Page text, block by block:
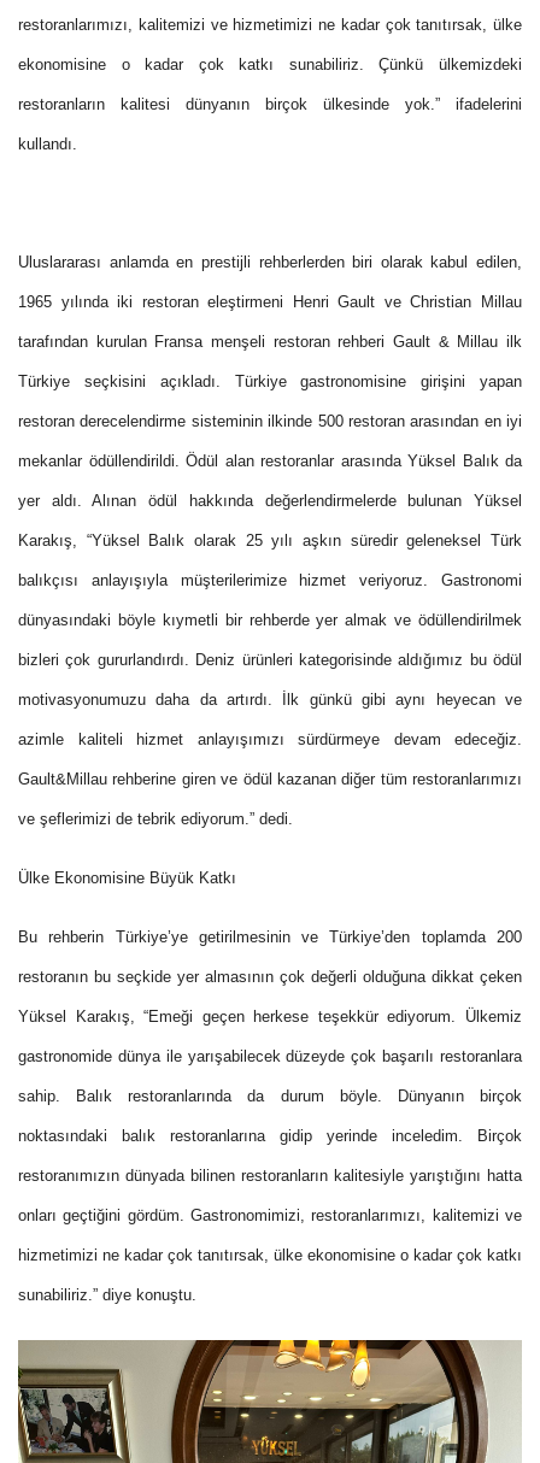
restoranlarımızı, kalitemizi ve hizmetimizi ne kadar çok tanıtırsak, ülke
ekonomisine o kadar çok katkı sunabiliriz. Çünkü ülkemizdeki
restoranların kalitesi dünyanın birçok ülkesinde yok.” ifadelerini
kullandı.
Uluslararası anlamda en prestijli rehberlerden biri olarak kabul edilen,
1965 yılında iki restoran eleştirmeni Henri Gault ve Christian Millau
tarafından kurulan Fransa menşeli restoran rehberi Gault & Millau ilk
Türkiye seçkisini açıkladı. Türkiye gastronomisine girişini yapan
restoran derecelendirme sisteminin ilkinde 500 restoran arasından en iyi
mekanlar ödüllendirildi. Ödül alan restoranlar arasında Yüksel Balık da
yer aldı. Alınan ödül hakkında değerlendirmelerde bulunan Yüksel
Karakış, “Yüksel Balık olarak 25 yılı aşkın süredir geleneksel Türk
balıkçısı anlayışıyla müşterilerimize hizmet veriyoruz. Gastronomi
dünyasındaki böyle kıymetli bir rehberde yer almak ve ödüllendirilmek
bizleri çok gururlandırdı. Deniz ürünleri kategorisinde aldığımız bu ödül
motivasyonumuzu daha da artırdı. İlk günkü gibi aynı heyecan ve
azimle kaliteli hizmet anlayışımızı sürdürmeye devam edeceğiz.
Gault&Millau rehberine giren ve ödül kazanan diğer tüm restoranlarımızı
ve şeflerimizi de tebrik ediyorum.” dedi.
Ülke Ekonomisine Büyük Katkı
Bu rehberin Türkiye’ye getirilmesinin ve Türkiye’den toplamda 200
restoranın bu seçkide yer almasının çok değerli olduğuna dikkat çeken
Yüksel Karakış, “Emeği geçen herkese teşekkür ediyorum. Ülkemiz
gastronomide dünya ile yarışabilecek düzeyde çok başarılı restoranlara
sahip. Balık restoranlarında da durum böyle. Dünyanın birçok
noktasındaki balık restoranlarına gidip yerinde inceledim. Birçok
restoranımızın dünyada bilinen restoranların kalitesiyle yarıştığını hatta
onları geçtiğini gördüm. Gastronomimizi, restoranlarımızı, kalitemizi ve
hizmetimizi ne kadar çok tanıtırsak, ülke ekonomisine o kadar çok katkı
sunabiliriz.” diye konuştu.